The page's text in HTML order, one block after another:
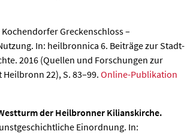
Kochendorfer Greckenschloss –
In: heilbronnica 6. Beiträge zur Stadt-
2016 (Quellen und Forschungen zur
22), S. 83–99. Online-Publikation
der Heilbronner Kilianskirche.
Einordnung. In: